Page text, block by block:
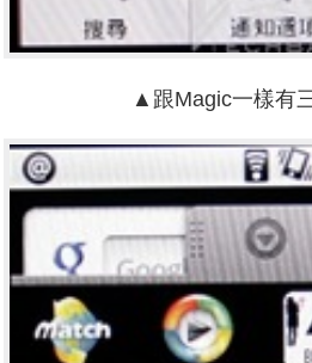
▲跟Magic一樣有